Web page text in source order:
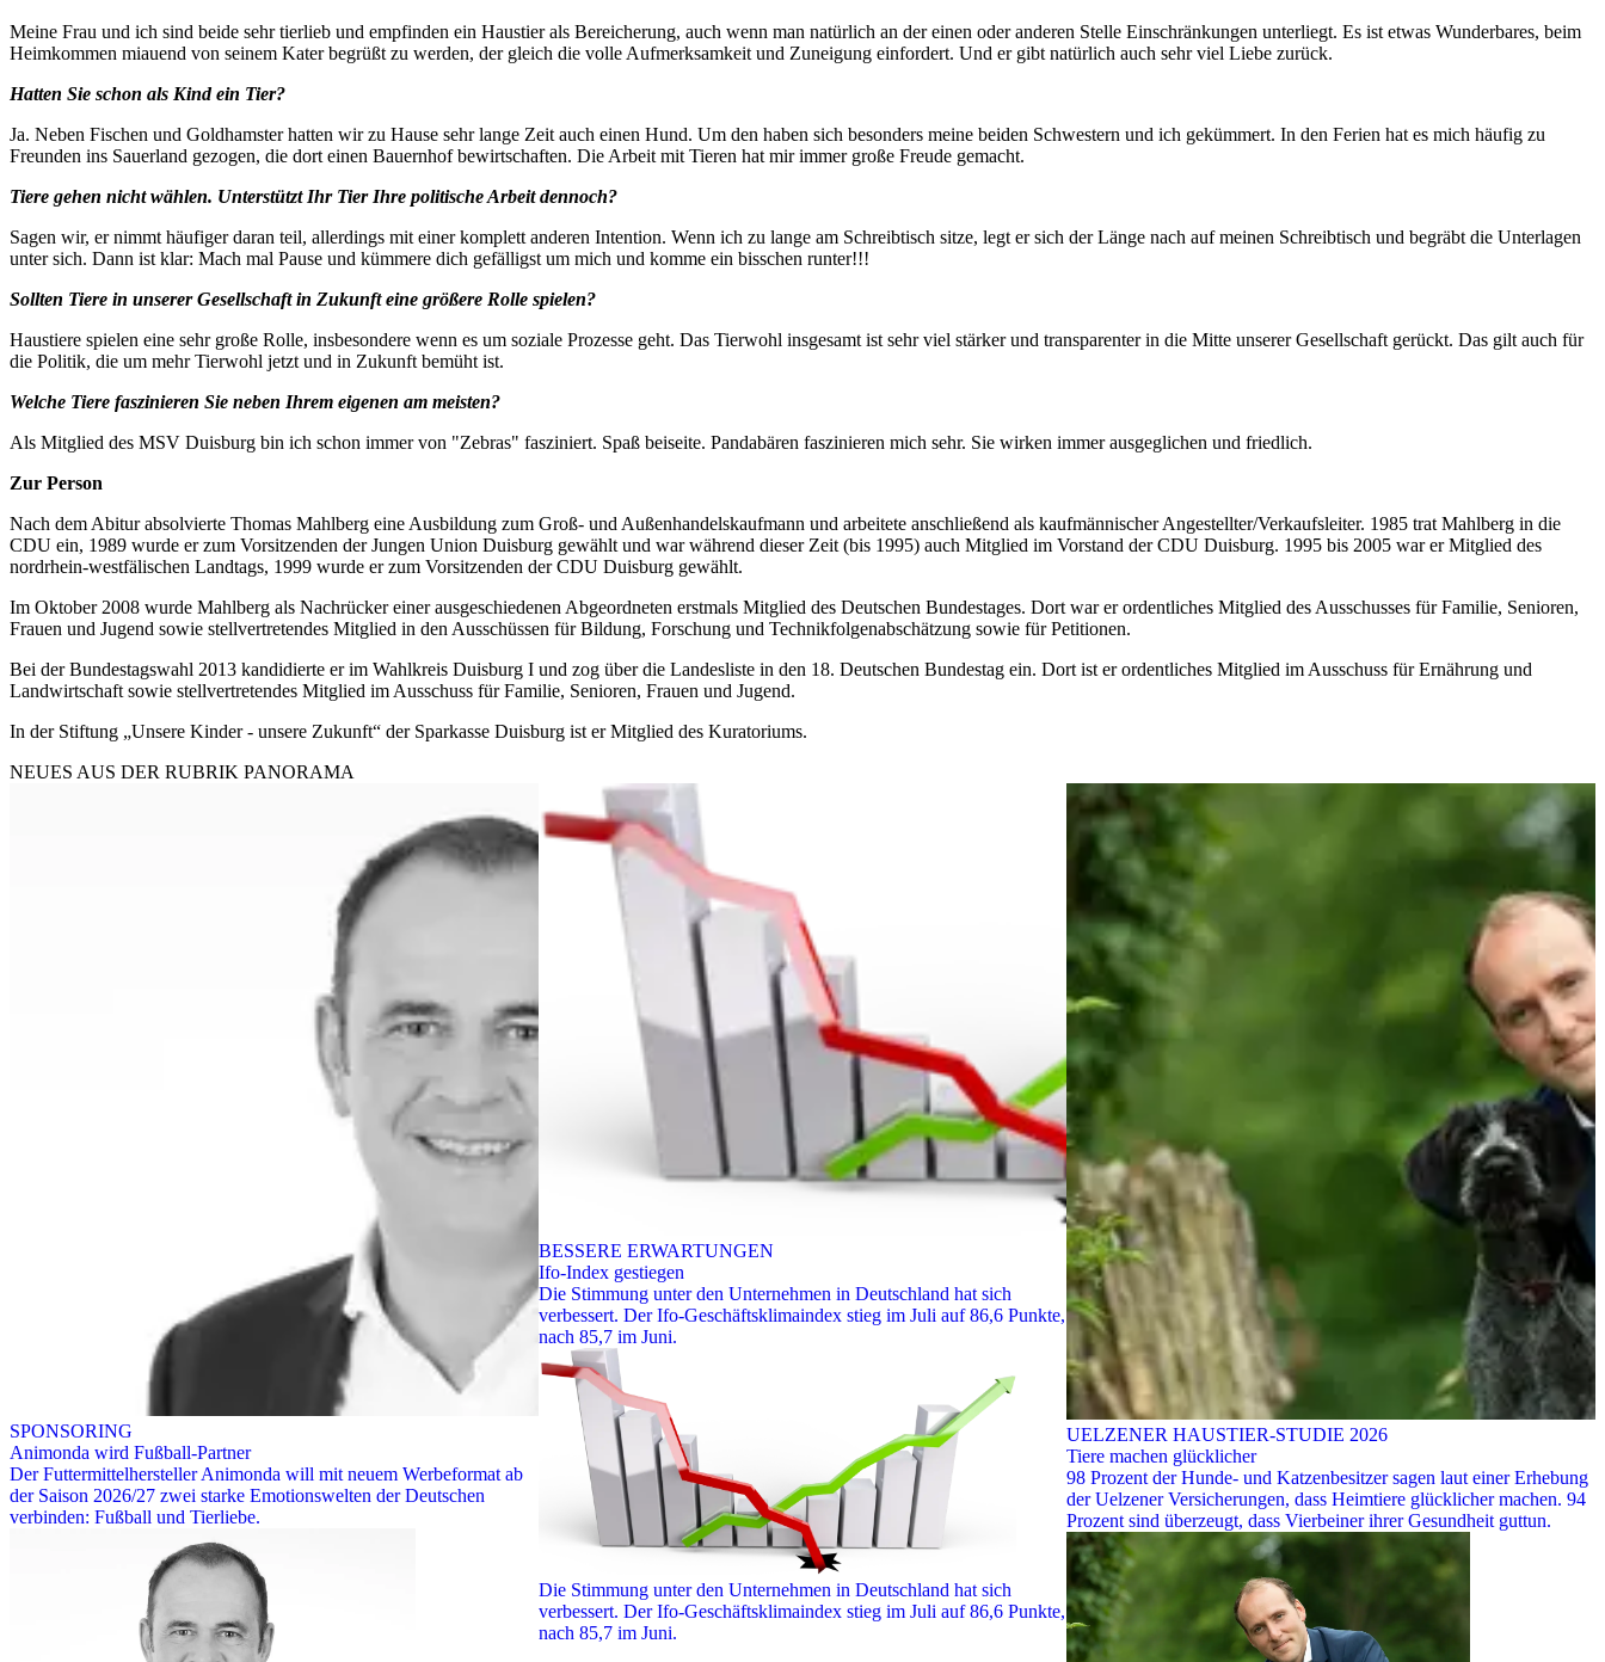
Meine Frau und ich sind beide sehr tierlieb und empfinden ein Haustier als Bereicherung, auch wenn man natürlich an der einen oder anderen Stelle Einschränkungen unterliegt. Es ist etwas Wunderbares, beim
Heimkommen miauend von seinem Kater begrüßt zu werden, der gleich die volle Aufmerksamkeit und Zuneigung einfordert. Und er gibt natürlich auch sehr viel Liebe zurück.
Hatten Sie schon als Kind ein Tier?
Ja. Neben Fischen und Goldhamster hatten wir zu Hause sehr lange Zeit auch einen Hund. Um den haben sich besonders meine beiden Schwestern und ich gekümmert. In den Ferien hat es mich häufig zu
Freunden ins Sauerland gezogen, die dort einen Bauernhof bewirtschaften. Die Arbeit mit Tieren hat mir immer große Freude gemacht.
Tiere gehen nicht wählen. Unterstützt Ihr Tier Ihre politische Arbeit dennoch?
Sagen wir, er nimmt häufiger daran teil, allerdings mit einer komplett anderen Intention. Wenn ich zu lange am Schreibtisch sitze, legt er sich der Länge nach auf meinen Schreibtisch und begräbt die Unterlagen
unter sich. Dann ist klar: Mach mal Pause und kümmere dich gefälligst um mich und komme ein bisschen runter!!!
Sollten Tiere in unserer Gesellschaft in Zukunft eine größere Rolle spielen?
Haustiere spielen eine sehr große Rolle, insbesondere wenn es um soziale Prozesse geht. Das Tierwohl insgesamt ist sehr viel stärker und transparenter in die Mitte unserer Gesellschaft gerückt. Das gilt auch für
die Politik, die um mehr Tierwohl jetzt und in Zukunft bemüht ist.
Welche Tiere faszinieren Sie neben Ihrem eigenen am meisten?
Als Mitglied des MSV Duisburg bin ich schon immer von "Zebras" fasziniert. Spaß beiseite. Pandabären faszinieren mich sehr. Sie wirken immer ausgeglichen und friedlich.
Zur Person
Nach dem Abitur absolvierte Thomas Mahlberg eine Ausbildung zum Groß- und Außenhandelskaufmann und arbeitete anschließend als kaufmännischer Angestellter/Verkaufsleiter. 1985 trat Mahlberg in die
CDU ein, 1989 wurde er zum Vorsitzenden der Jungen Union Duisburg gewählt und war während dieser Zeit (bis 1995) auch Mitglied im Vorstand der CDU Duisburg. 1995 bis 2005 war er Mitglied des
nordrhein-westfälischen Landtags, 1999 wurde er zum Vorsitzenden der CDU Duisburg gewählt.
Im Oktober 2008 wurde Mahlberg als Nachrücker einer ausgeschiedenen Abgeordneten erstmals Mitglied des Deutschen Bundestages. Dort war er ordentliches Mitglied des Ausschusses für Familie, Senioren,
Frauen und Jugend sowie stellvertretendes Mitglied in den Ausschüssen für Bildung, Forschung und Technikfolgenabschätzung sowie für Petitionen.
Bei der Bundestagswahl 2013 kandidierte er im Wahlkreis Duisburg I und zog über die Landesliste in den 18. Deutschen Bundestag ein. Dort ist er ordentliches Mitglied im Ausschuss für Ernährung und
Landwirtschaft sowie stellvertretendes Mitglied im Ausschuss für Familie, Senioren, Frauen und Jugend.
In der Stiftung „Unsere Kinder - unsere Zukunft“ der Sparkasse Duisburg ist er Mitglied des Kuratoriums.
NEUES AUS DER RUBRIK PANORAMA
SPONSORING
Animonda wird Fußball-Partner
Der Futtermittelhersteller Animonda will mit neuem Werbeformat ab
der Saison 2026/27 zwei starke Emotionswelten der Deutschen
verbinden: Fußball und Tierliebe.
BESSERE ERWARTUNGEN
Ifo-Index gestiegen
Die Stimmung unter den Unternehmen in Deutschland hat sich
verbessert. Der Ifo-Geschäftsklimaindex stieg im Juli auf 86,6 Punkte,
nach 85,7 im Juni.
Die Stimmung unter den Unternehmen in Deutschland hat sich
verbessert. Der Ifo-Geschäftsklimaindex stieg im Juli auf 86,6 Punkte,
nach 85,7 im Juni.
UELZENER HAUSTIER-STUDIE 2026
Tiere machen glücklicher
98 Prozent der Hunde- und Katzenbesitzer sagen laut einer Erhebung
der Uelzener Versicherungen, dass Heimtiere glücklicher machen. 94
Prozent sind überzeugt, dass Vierbeiner ihrer Gesundheit guttun.